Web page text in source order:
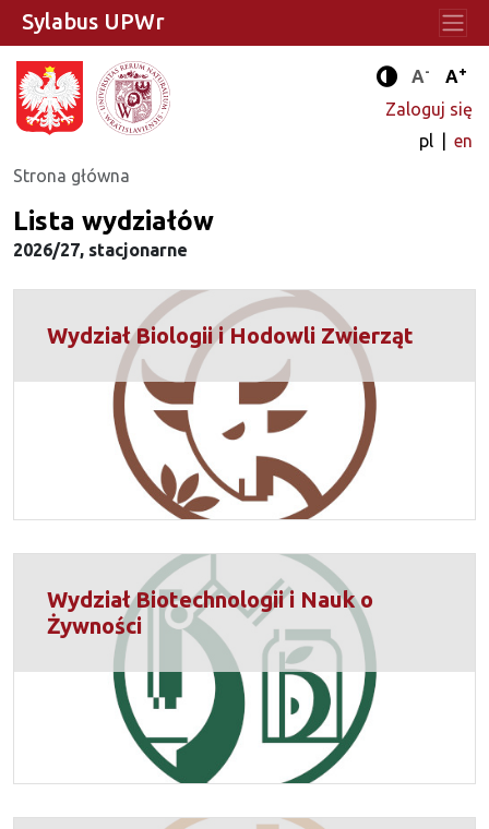
Tryb
A- A+
Zaloguj się
pl
en
Strona główna
Sylabus UPWr
Lista wydziałów
2026/27, stacjonarne
Wydział Biologii i Hodowli Zwierząt
Wydział Biotechnologii i Nauk o
Żywności